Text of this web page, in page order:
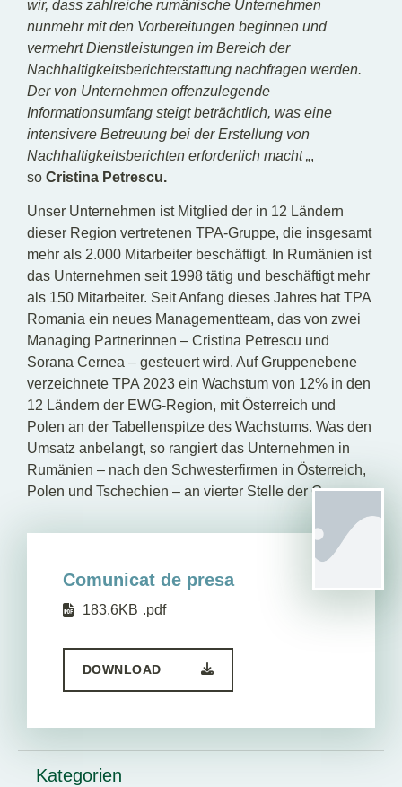
wir, dass zahlreiche rumänische Unternehmen
nunmehr mit den Vorbereitungen beginnen und
vermehrt Dienstleistungen im Bereich der
Nachhaltigkeitsberichterstattung nachfragen werden.
Der von Unternehmen offenzulegende
Informationsumfang steigt beträchtlich, was eine
intensivere Betreuung bei der Erstellung von
Nachhaltigkeitsberichten erforderlich macht „,
so Cristina Petrescu.
Unser Unternehmen ist Mitglied der in 12 Ländern
dieser Region vertretenen TPA-Gruppe, die insgesamt
mehr als 2.000 Mitarbeiter beschäftigt. In Rumänien ist
das Unternehmen seit 1998 tätig und beschäftigt mehr
als 150 Mitarbeiter. Seit Anfang dieses Jahres hat TPA
Romania ein neues Managementteam, das von zwei
Managing Partnerinnen – Cristina Petrescu und
Sorana Cernea – gesteuert wird. Auf Gruppenebene
verzeichnete TPA 2023 ein Wachstum von 12% in den
12 Ländern der EWG-Region, mit Österreich und
Polen an der Tabellenspitze des Wachstums. Was den
Umsatz anbelangt, so rangiert das Unternehmen in
Rumänien – nach den Schwesterfirmen in Österreich,
Polen und Tschechien – an vierter Stelle der Gruppe.
Comunicat de presa
183.6KB .pdf
DOWNLOAD
Kategorien